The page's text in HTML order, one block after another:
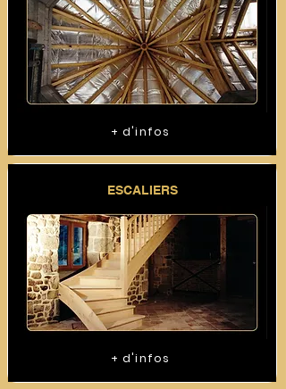
+ d'infos
ESCALIERS
+ d'infos